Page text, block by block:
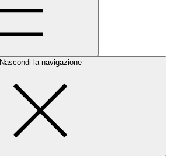
Nascondi la navigazione